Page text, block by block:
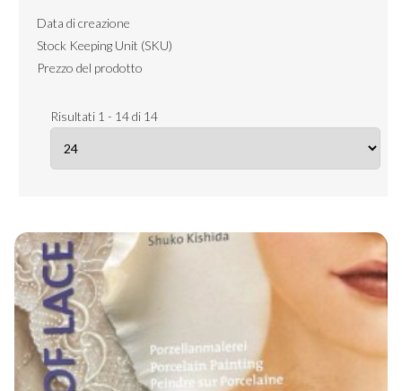
Data di creazione
Stock Keeping Unit (SKU)
Prezzo del prodotto
Risultati 1 - 14 di 14